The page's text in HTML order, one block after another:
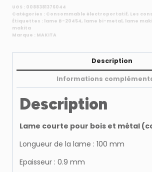
pour
métal
de
3-
et
10-
mm
B-
20454
UGS : 0088381376044
Catégories : Consommable électroportatif, Les
Étiquettes : lame B-20454, lame bi-metal, lame
makita
Marque : MAKITA
Description
Informations
Description
Lame courte pour bois et métal
Longueur de la lame : 100 mm
Epaisseur : 0.9 mm